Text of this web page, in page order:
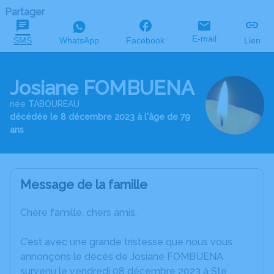
Partager
SMS WhatsApp Facebook E-mail Lien
Josiane FOMBUENA
née TABOUREAU
décédée le 8 décembre 2023 à l'âge de 79
ans
Message de la famille
Chère famille, chers amis,
C’est avec une grande tristesse que nous vous
annonçons le décès de Josiane FOMBUENA
survenu le vendredi 08 décembre 2023 à Ste